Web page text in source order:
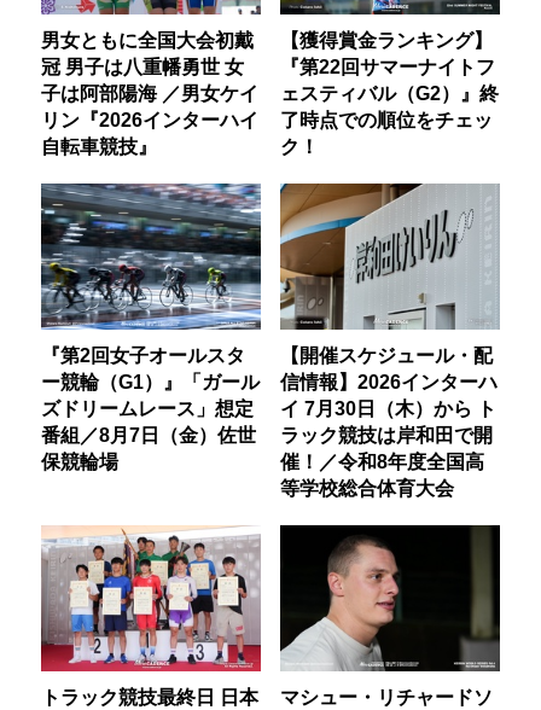
男女ともに全国大会初戴
冠 男子は八重幡勇世 女
子は阿部陽海 ／男女ケイ
リン『2026インターハイ
自転車競技』
【獲得賞金ランキング】
『第22回サマーナイトフ
ェスティバル（G2）』終
了時点での順位をチェッ
ク！
『第2回女子オールスタ
ー競輪（G1）』「ガール
ズドリームレース」想定
番組／8月7日（金）佐世
保競輪場
【開催スケジュール・配
信情報】2026インターハ
イ 7月30日（木）から ト
ラック競技は岸和田で開
催！／令和8年度全国高
等学校総合体育大会
トラック競技最終日 日本
マシュー・リチャードソ